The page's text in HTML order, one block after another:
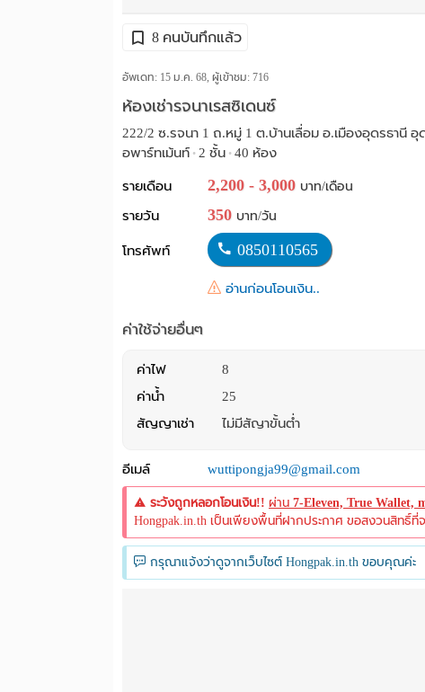
8 คนบันทึกแล้ว
อัพเดท: 15 ม.ค. 68, ผู้เข้าชม: 716
ห้องเช่ารจนาเรสซิเดนซ์
222/2 ซ.รจนา 1 ถ.หมู่ 1 ต.บ้านเลื่อม อ.เมืองอุดรธานี อุ
อพาร์ทเม้นท์ • 2 ชั้น • 40 ห้อง
รายเดือน 2,200 - 3,000 บาท/เดือน
รายวัน 350 บาท/วัน
โทรศัพท์ 0850110565
อ่านก่อนโอนเงิน..
ค่าใช้จ่ายอื่นๆ
ค่าไฟ
8
ค่าน้ำ
25
สัญญาเช่า
ไม่มีสัญาขั้นต่ำ
อีเมล์ wuttipongja99@gmail.com
ระวังถูกหลอกโอนเงิน!! ผ่าน 7-Eleven, True Wallet,
Hongpak.in.th เป็นเพียงพื้นที่ฝากประกาศ ขอสงวนสิทธิ์ที่
กรุณาแจ้งว่าดูจากเว็บไซต์ Hongpak.in.th ขอบคุณค่ะ